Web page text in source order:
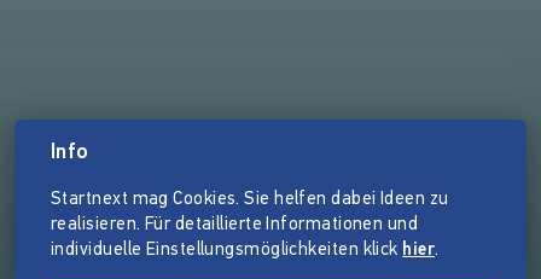
Info
Startnext mag Cookies. Sie helfen dabei Ideen zu
realisieren. Für detaillierte Informationen und
individuelle Einstellungsmöglichkeiten klick hier.